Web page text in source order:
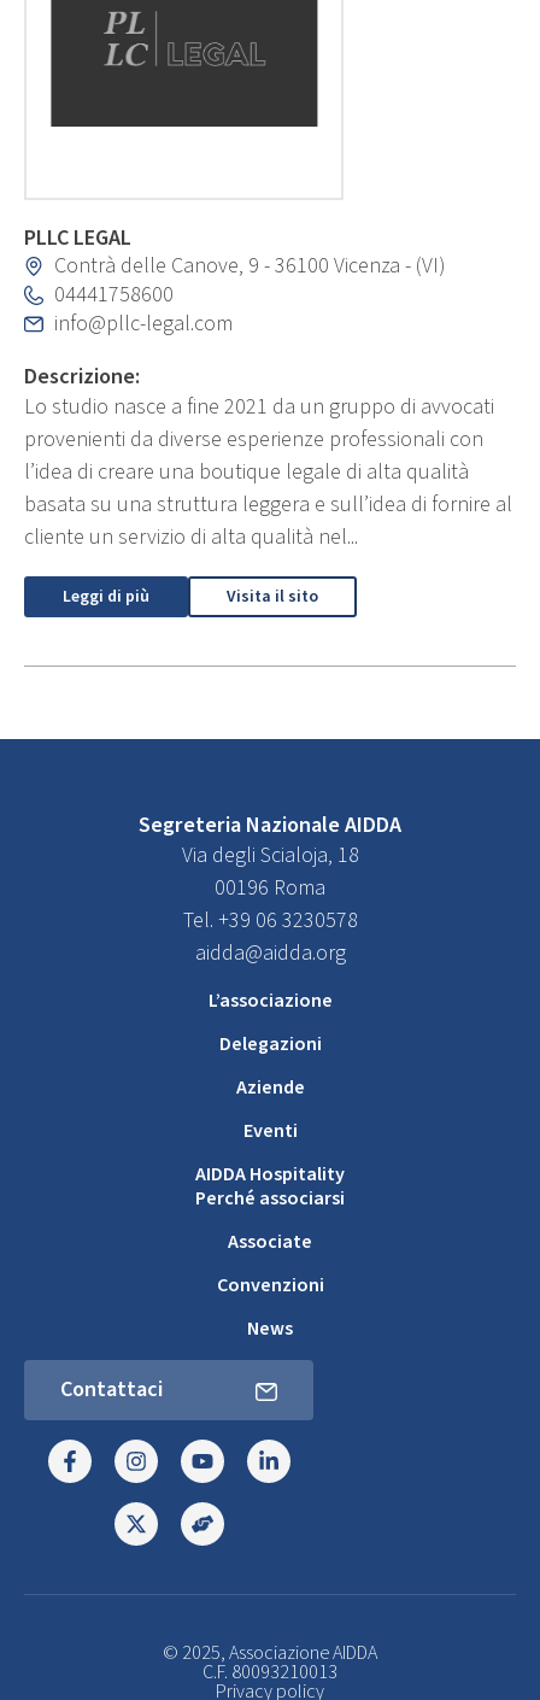
PLLC LEGAL
Contrà delle Canove, 9 - 36100 Vicenza - (VI)
04441758600
info@pllc-legal.com
Descrizione:
Lo studio nasce a fine 2021 da un gruppo di avvocati
provenienti da diverse esperienze professionali con
l’idea di creare una boutique legale di alta qualità
basata su una struttura leggera e sull’idea di fornire al
cliente un servizio di alta qualità nel...
Leggi di più Visita il sito
Segreteria Nazionale AIDDA
Via degli Scialoja, 18
00196 Roma
Tel. +39 06 3230578
aidda@aidda.org
L’associazione
Delegazioni
Aziende
Eventi
AIDDA Hospitality
Perché associarsi
Associate
Convenzioni
News
Contattaci
© 2025, Associazione AIDDA
C.F. 80093210013
Privacy policy